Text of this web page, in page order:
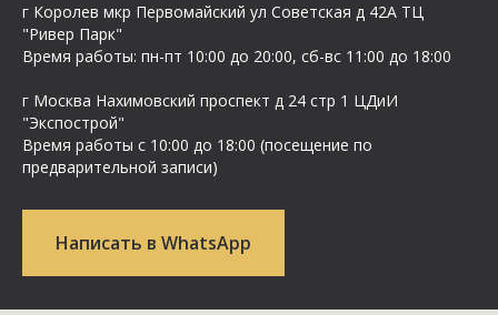
г Королев мкр Первомайский ул Cоветская д 42А ТЦ
"Ривер Парк"
Время работы: пн-пт 10:00 до 20:00, сб-вс 11:00 до 18:00
г Москва Нахимовский проспект д 24 стр 1 ЦДиИ
"Экспострой"
Время работы с 10:00 до 18:00 (посещение по
предварительной записи)
Написать в WhatsApp